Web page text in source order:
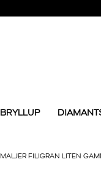
BRYLLUP
MALJER FILIGRAN LITEN